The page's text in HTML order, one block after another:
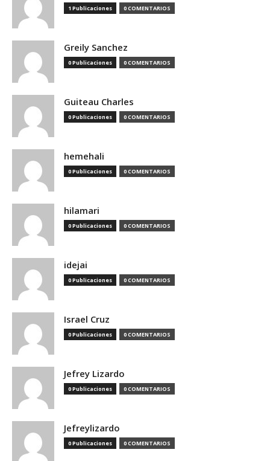
1 Publicaciones 0 COMENTARIOS
Greily Sanchez
0 Publicaciones 0 COMENTARIOS
Guiteau Charles
0 Publicaciones 0 COMENTARIOS
hemehali
0 Publicaciones 0 COMENTARIOS
hilamari
0 Publicaciones 0 COMENTARIOS
idejai
0 Publicaciones 0 COMENTARIOS
Israel Cruz
0 Publicaciones 0 COMENTARIOS
Jefrey Lizardo
0 Publicaciones 0 COMENTARIOS
Jefreylizardo
0 Publicaciones 0 COMENTARIOS